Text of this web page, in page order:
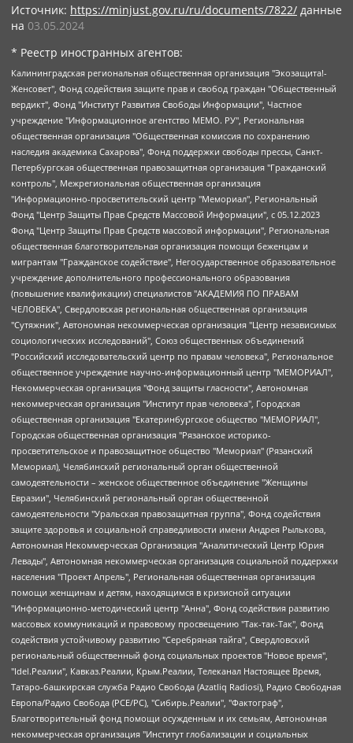
Источник: https://minjust.gov.ru/ru/documents/7822/ данные
на 03.05.2024
* Реестр иностранных агентов:
Калининградская региональная общественная организация "Экозащита!-Женсовет", Фонд содействия защите прав и свобод граждан "Общественный вердикт", Фонд "Институт Развития Свободы Информации", Частное учреждение "Информационное агентство МЕМО. РУ", Региональная общественная организация "Общественная комиссия по сохранению наследия академика Сахарова", Фонд поддержки свободы прессы, Санкт-Петербургская общественная правозащитная организация "Гражданский контроль", Межрегиональная общественная организация "Информационно-просветительский центр "Мемориал", Региональный Фонд "Центр Защиты Прав Средств Массовой Информации", с 05.12.2023 Фонд "Центр Защиты Прав Средств массовой информации", Региональная общественная благотворительная организация помощи беженцам и мигрантам "Гражданское содействие", Негосударственное образовательное учреждение дополнительного профессионального образования (повышение квалификации) специалистов "АКАДЕМИЯ ПО ПРАВАМ ЧЕЛОВЕКА", Свердловская региональная общественная организация "Сутяжник", Автономная некоммерческая организация "Центр независимых социологических исследований", Союз общественных объединений "Российский исследовательский центр по правам человека", Региональное общественное учреждение научно-информационный центр "МЕМОРИАЛ", Некоммерческая организация "Фонд защиты гласности", Автономная некоммерческая организация "Институт прав человека", Городская общественная организация "Екатеринбургское общество "МЕМОРИАЛ", Городская общественная организация "Рязанское историко-просветительское и правозащитное общество "Мемориал" (Рязанский Мемориал), Челябинский региональный орган общественной самодеятельности – женское общественное объединение "Женщины Евразии", Челябинский региональный орган общественной самодеятельности "Уральская правозащитная группа", Фонд содействия защите здоровья и социальной справедливости имени Андрея Рылькова, Автономная Некоммерческая Организация "Аналитический Центр Юрия Левады", Автономная некоммерческая организация социальной поддержки населения "Проект Апрель", Региональная общественная организация помощи женщинам и детям, находящимся в кризисной ситуации "Информационно-методический центр "Анна", Фонд содействия развитию массовых коммуникаций и правовому просвещению "Так-так-Так", Фонд содействия устойчивому развитию "Серебряная тайга", Свердловский региональный общественный фонд социальных проектов "Новое время", "Idel.Реалии", Кавказ.Реалии, Крым.Реалии, Телеканал Настоящее Время, Татаро-башкирская служба Радио Свобода (Azatliq Radiosi), Радио Свободная Европа/Радио Свобода (PCE/PC), "Сибирь.Реалии", "Фактограф", Благотворительный фонд помощи осужденным и их семьям, Автономная некоммерческая организация "Институт глобализации и социальных движений", Фонд "В защиту прав заключенных", Частное учреждение "Центр поддержки и содействия развитию средств массовой информации", Пензенский региональный общественный благотворительный фонд "Гражданский союз", "Север.Реалии", Некоммерческая организация Фонд "Правовая инициатива", Общество с ограниченной ответственностью "Радио Свободная Европа/Радио Свобода", Чешское информационное агентство "MEDIUM-ORIENT", Красноярская региональная общественная организация "Мы против СПИДа", Камалягин Денис Николаевич, Маркелов Сергей Евгеньевич, Пономарев Лев Александрович, Савицкая Людмила Алексеевна, Автономная некоммерческая организация "Центр по работе с проблемой насилия "НАСИЛИЮ.НЕТ", Межрегиональный профессиональный союз работников здравоохранения "Альянс врачей", Юридическое лицо, зарегистрированное в Латвийской Республике, SIA "Medusa Project" (регистрационный номер 40103797863, дата регистрации 10.06.2014), Некоммерческая организация "Фонд по борьбе с коррупцией", Автономная некоммерческая организация "Институт права и публичной политики", Баданин Роман Сергеевич, Гликин Максим Александрович, Железнова Мария Михайловна, Лукьянова Юлия Сергеевна, Маетная Елизавета Витальевна, Маняхин Петр Борисович, Чуракова Ольга Владимировна, Ярош Юлия Петровна, Юридическое лицо "The Insider SIA", зарегистрированное в Риге, Латвийская Республика (дата регистрации 26.06.2015), являющееся администратором доменного имени интернет-издания "The Insider SIA", https://theins.ru, Постернак Алексей Евгеньевич, Рубин Михаил Аркадьевич, Анин Роман Александрович, Юридическое лицо Istories fonds, зарегистрированное в Латвийской Республике (регистрационный номер 50008295751, дата регистрации 24.02.2020), Великовский Дмитрий Александрович, Долинина Ирина Николаевна, Мароховская Алеся Алексеевна, Шлейнов Роман Юрьевич, Шмагун Олеся Валентиновна, Общество с ограниченной ответственностью "Альтаир 2021", Общество с ограниченной ответственностью "Вега 2021", Общество с ограниченной ответственностью "Главный редактор 2021", Общество с ограниченной ответственностью "Ромашки монолит", Важенков Артем Валерьевич, Ивановская областная общественная организация "Центр гендерных исследований", Гурман Юрий Альбертович, Медиапроект "ОВД-Инфо", Егоров Владимир Владимирович, Жилинский Владимир Александрович, Общество с ограниченной ответственностью "ЗП", Иванова София Юрьевна, Карезина Инна Павловна, Кильтау Екатерина Викторовна, Петров Алексей Викторович, Пискунов Сергей Евгеньевич, Смирнов Сергей Сергеевич, Тихонов Михаил Сергеевич, Общество с ограниченной ответственностью "ЖУРНАЛИСТ-ИНОСТРАННЫЙ АГЕНТ", Арапова Галина Юрьевна, Вольтская Татьяна Анатольевна, Американская компания "Mason G.E.S. Anonymous Foundation" (США), являющаяся владельцем интернет-издания https://mnews.world/, Компания "Stichting Bellingcat", зарегистрированная в Нидерландах (дата регистрации 11.07.2018), Захаров Андрей Вячеславович, Клепиковская Екатерина Дмитриевна, Общество с ограниченной ответственностью "МЕМО", Перл Роман Александрович, Симонов Евгений Алексеевич, Соловьева Елена Анатольевна, Сотников Даниил Владимирович, Сурначева Елизавета Дмитриевна, Автономная некоммерческая организация по защите прав человека и информированию населения "Якутия – Наше Мнение", Общество с ограниченной ответственностью "Москоу диджитал медиа", с 26.01.2023 Общество с ограниченной ответственностью "Чайка Белые сады", Ветошкина Валерия Валерьевна, Заговора Максим Александрович, Межрегиональное общественное движение "Российская ЛГБТ - сеть", Оленичев Максим Владимирович, Павлов Иван Юрьевич, Скворцова Елена Сергеевна, Общество с ограниченной ответственностью "Как бы инагент", Кочетков Игорь Викторович, Общество с ограниченной ответственностью "Честные выборы", Еланчик Олег Александрович, Общество с ограниченной ответственностью "Нобелевский призыв", Гималова Регина Эмилевна, Григорьев Андрей Валерьевич, Григорьева Алина Александровна, Ассоциация по содействию защите прав призывников, альтернативнослужащих и военнослужащих "Правозащитная группа "Гражданин.Армия.Право", Хисамова Регина Фаритовна, Автономная некоммерческая организация по реализации социально-правовых программ "Лилит", Дальневосточное общественное движение "Маяк", Санкт-Петербургская ЛГБТ-инициативная группа "Выход", Инициативная группа ЛГБТ+ "Реверс", Алексеев Андрей Викторович, Бекбулатова Таисия Львовна, Беляев Иван Михайлович, Владыкина Елена Сергеевна, Гельман Марат Александрович, Никульшина Вероника Юрьевна, Толоконникова Надежда Андреевна, Шендерович Виктор Анатольевич, Общество с ограниченной ответственностью "Данное сообщение", Общество с ограниченной ответственностью Издательский дом "Новая глава", Айнбиндер Александра Александровна, Московский комьюнити-центр для ЛГБТ+инициатив, Благотворительный фонд развития филантропии, Deutsche Welle (Германия, Kurt-Schumacher-Strasse 3, 53113 Bonn), Борзунова Мария Михайловна, Воробьев Виктор Викторович, Голубева Анна Львовна, Константинова Алла Михайловна, Малкова Ирина Владимировна, Мурадов Мурад Абдулгалимович, Осетинская Елизавета Николаевна, Понасенков Евгений Николаевич, Ганапольский Матвей Юрьевич, Киселев Евгений Алексеевич, Борухович Ирина Григорьевна, Дремин Иван Тимофеевич, Дубровский Дмитрий Викторович, Красноярская региональная общественная организация поддержки и развития альтернативных образовательных технологий и межкультурных коммуникаций "ИНТЕРРА", Маяковская Екатерина Алексеевна, Фейгин Марк Захарович, Филимонов Андрей Викторович, Дзугкоева Регина Николаевна, Доброхотов Роман Александрович, Дудь Юрий Александрович, Елкин Сергей Владимирович, Кругликов Кирилл Игоревич, Сабунаева Мария Леонидовна, Семенов Алексей Владимирович, Шаинян Карен Багратович, Шульман Екатерина Михайловна, Асафьев Артур Валерьевич, Вахштайн Виктор Семенович, Венедиктов Алексей Алексеевич, Лушникова Екатерина Евгеньевна, Волков Леонид Михайлович, Невзоров Александр Глебович, Пархоменко Сергей Борисович, Сироткин Ярослав Николаевич, Кара-Мурза Владимир Владимирович, Баранова Наталья Владимировна, Гозман Леонид Яковлевич, Кагарлицкий Борис Юльевич, Климарев Михаил Валерьевич, Милов Владимир Станиславович, Автономная некоммерческая организация Краснодарский центр современного искусства "Типография", Моргенштерн Алишер Тагирович, Соболь Любовь Эдуардовна, Общество с ограниченной ответственностью "ЛИЗА НОРМ", Каспаров Гарри Кимович, Ходорковский Михаил Борисович, Общество с ограниченной ответственностью "Апрельские тезисы", Данилович Ирина Брониславовна, Кашин Олег Владимирович, Петров Николай Владимирович, Пивоваров Алексей Владимирович, Соколов Михаил Владимирович, Цветкова Юлия Владимировна, Чичваркин Евгений Александрович, Комитет против пыток/Команда против пыток, Общество с ограниченной ответственностью "Первый научный", Общество с ограниченной ответственностью "Вертолет и ко", Белоцерковская Вероника Борисовна, Кац Максим Евгеньевич, Лазарева Татьяна Юрьевна, Шаведдинов Руслан Табризович, Яшин Илья Валерьевич, Общество с ограниченной ответственностью "Иноагент ААВ", Алешковский Дмитрий Петрович, Альбац Евгения Марковна, Быков Дмитрий Львович, Галямина Юлия Евгеньевна, Лойко Сергей Леонидович, Мартынов Кирилл Константинович, Медведев Сергей Александрович, Крашенинников Федор Геннадиевич, Гордеева Катерина Вл